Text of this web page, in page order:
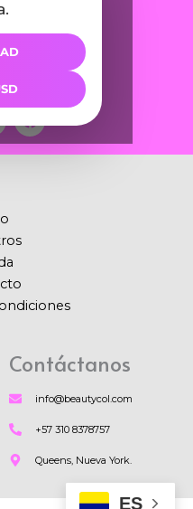
F
a
c
e
Contáctanos
info@beautycol.com
+57 310 8378757
Queens, Nueva York.
ES